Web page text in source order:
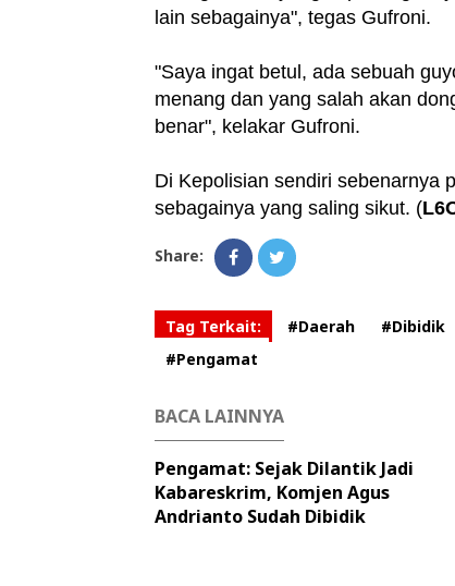
lain sebagainya", tegas Gufroni.
"Saya ingat betul, ada sebuah
menang dan yang salah akan
benar", kelakar Gufroni.
Di Kepolisian sendiri sebenarnya
sebagainya yang saling sikut. (
Share:
Tag Terkait: #Daerah #Dibidik
#Pengamat
BACA LAINNYA
Pengamat: Sejak Dilantik Jadi
Kabareskrim, Komjen Agus
Andrianto Sudah Dibidik